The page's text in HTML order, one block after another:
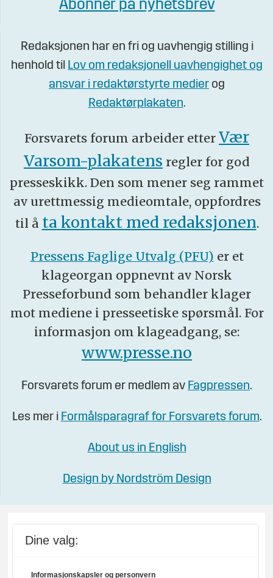
Abonner på nyhetsbrev
Redaksjonen har en fri og uavhengig stilling i
henhold til Lov om redaksjonell uavhengighet og
ansvar i redaktørstyrte medier og
Redaktørplakaten.
Forsvarets forum arbeider etter Vær
Varsom-plakatens regler for god
presseskikk. Den som mener seg rammet
av urettmessig medieomtale, oppfordres
til å ta kontakt med redaksjonen.
Pressens Faglige Utvalg (PFU) er et
klageorgan oppnevnt av Norsk
Presseforbund som behandler klager
mot mediene i presseetiske spørsmål. For
informasjon om klageadgang, se:
www.presse.no
Forsvarets forum er medlem av Fagpressen.
Les mer i Formålsparagraf for Forsvarets forum.
About us in English
Design by Nordström Design
Dine valg:
Informasjonskapsler og personvern